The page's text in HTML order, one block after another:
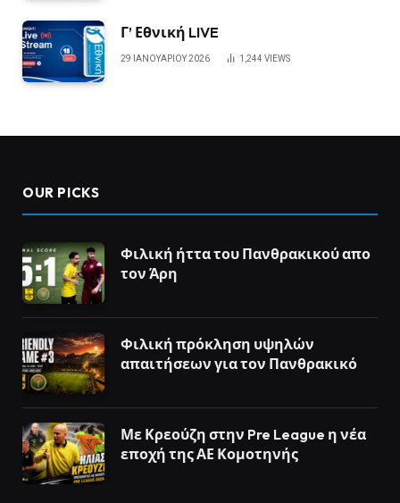
Γ’ Εθνική LIVE
29 ΙΑΝΟΥΑΡΊΟΥ 2026 1,244 VIEWS
OUR PICKS
Φιλική ήττα του Πανθρακικού απο
τον Άρη
Φιλική πρόκληση υψηλών
απαιτήσεων για τον Πανθρακικό
Με Κρεούζη στην Pre League η νέα
εποχή της ΑΕ Κομοτηνής